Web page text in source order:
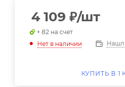
4 109 ₽/шт
+ 82 на счет
Нет в наличии
КУПИТЬ В 1